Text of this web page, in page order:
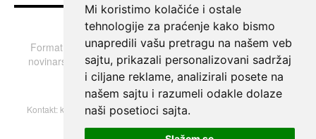
Mi koristimo kolačiće i ostale
tehnologije za praćenje kako bismo
unapredili vašu pretragu na našem veb
sajtu, prikazali personalizovani sadržaj
i ciljane reklame, analizirali posete na
našem sajtu i razumeli odakle dolaze
naši posetioci sajta.
Iza kulisa
Format u kojem razgovaramo sa gostima iz sveta medija,
novinarstva, politike i društva o temama koje obično ostaju
sakrivene.
Nove epizode svake nedelje od 18h.
Kontakt: k013portal@gmail.com| © 2004–2026 Sva prava zadržana.